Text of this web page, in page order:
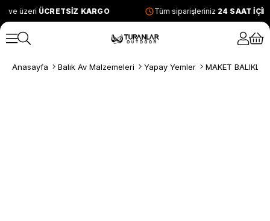
ve üzeri ÜCRETSİZ KARGO Tüm siparişleriniz 24 SAAT
Anasayfa Balık Av Malzemeleri Yapay Yemler MAKET BALIKLAR